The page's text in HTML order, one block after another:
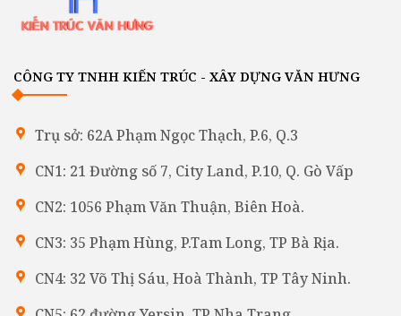
CÔNG TY TNHH KIẾN TRÚC - XÂY DỰNG VĂN HƯNG
Trụ sở: 62A Phạm Ngọc Thạch, P.6, Q.3
CN1: 21 Đường số 7, City Land, P.10, Q. Gò Vấp
CN2: 1056 Phạm Văn Thuận, Biên Hoà.
CN3: 35 Phạm Hùng, P.Tam Long, TP Bà Rịa.
CN4: 32 Võ Thị Sáu, Hoà Thành, TP Tây Ninh.